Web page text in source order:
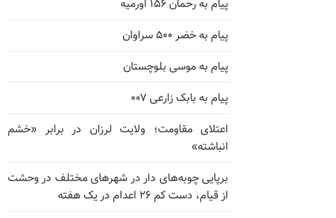
پیام به رحمان ۱۵۶ اورمیه
پیام به خضر ۵۰۰ سراوان
پیام به موسی بلوچستان
پیام به بابک زارعی ۰۰۷
اعتلای مقاومت؛ ولایت لرزان در برابر «خشم
انباشته»
برپایی چوبه‌های دار در شهرهای مختلف در وحشت
از قیام، دست کم ۲۶ اعدام در یک هفته